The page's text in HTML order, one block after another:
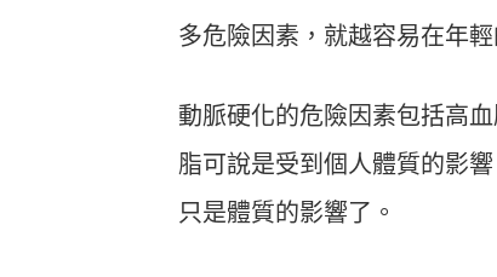
多危險因素，就越容易在年
動脈硬化的危險因素包括高
脂可說是受到個人體質的影
只是體質的影響了。